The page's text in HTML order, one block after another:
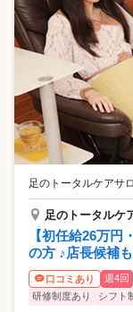
足のトータルケアサ
足のトータル
【初任給26万
の方 ♪店長候補
口コミあり 週4回
研修制度あり
シフト